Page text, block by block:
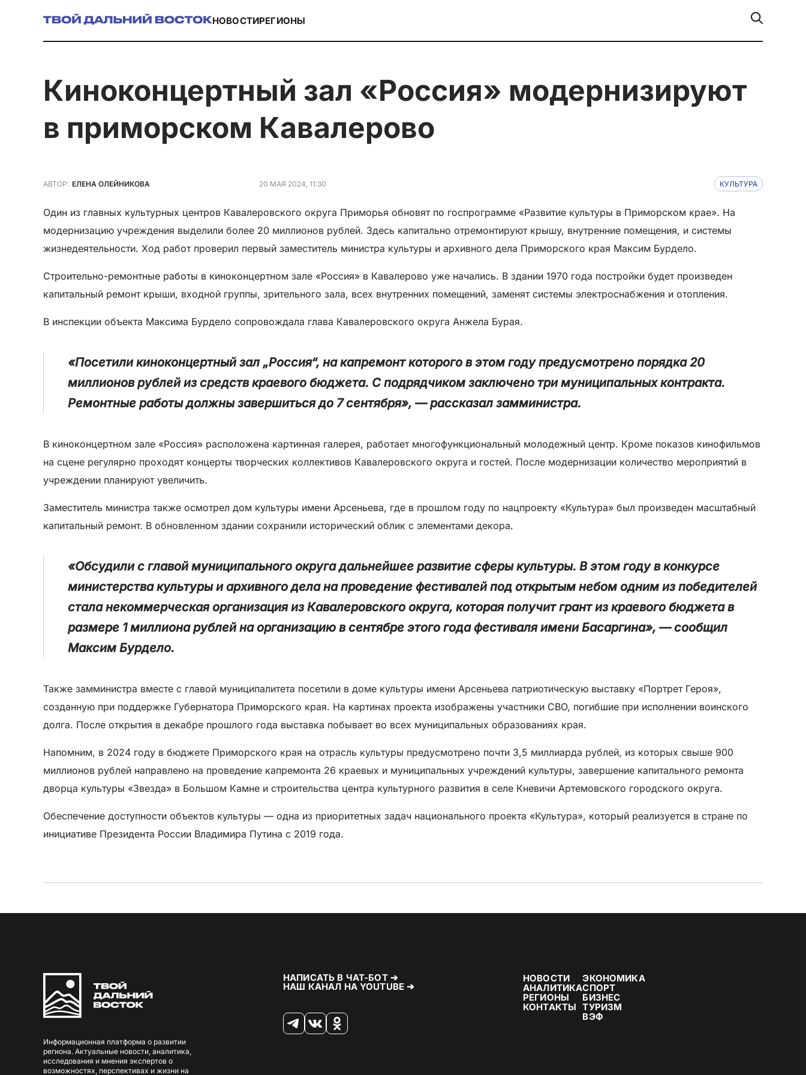
НОВОСТИРЕГИОНЫ
Киноконцертный зал «Россия» модернизируют
в приморском Кавалерово
АВТОР: ЕЛЕНА ОЛЕЙНИКОВА 20 МАЯ 2024, 11:30 КУЛЬТУРА
Один из главных культурных центров Кавалеровского округа Приморья обновят по госпрограмме «Развитие культуры в Приморском крае». На
модернизацию учреждения выделили более 20 миллионов рублей. Здесь капитально отремонтируют крышу, внутренние помещения, и системы
жизнедеятельности. Ход работ проверил первый заместитель министра культуры и архивного дела Приморского края Максим Бурдело.
Строительно-ремонтные работы в киноконцертном зале «Россия» в Кавалерово уже начались. В здании 1970 года постройки будет произведен
капитальный ремонт крыши, входной группы, зрительного зала, всех внутренних помещений, заменят системы электроснабжения и отопления.
В инспекции объекта Максима Бурдело сопровождала глава Кавалеровского округа Анжела Бурая.
«Посетили киноконцертный зал „Россия“, на капремонт которого в этом году предусмотрено порядка 20
миллионов рублей из средств краевого бюджета. С подрядчиком заключено три муниципальных контракта.
Ремонтные работы должны завершиться до 7 сентября», — рассказал замминистра.
В киноконцертном зале «Россия» расположена картинная галерея, работает многофункциональный молодежный центр. Кроме показов кинофильмов
на сцене регулярно проходят концерты творческих коллективов Кавалеровского округа и гостей. После модернизации количество мероприятий в
учреждении планируют увеличить.
Заместитель министра также осмотрел дом культуры имени Арсеньева, где в прошлом году по нацпроекту «Культура» был произведен масштабный
капитальный ремонт. В обновленном здании сохранили исторический облик с элементами декора.
«Обсудили с главой муниципального округа дальнейшее развитие сферы культуры. В этом году в конкурсе
министерства культуры и архивного дела на проведение фестивалей под открытым небом одним из победителей
стала некоммерческая организация из Кавалеровского округа, которая получит грант из краевого бюджета в
размере 1 миллиона рублей на организацию в сентябре этого года фестиваля имени Басаргина», — сообщил
Максим Бурдело.
Также замминистра вместе с главой муниципалитета посетили в доме культуры имени Арсеньева патриотическую выставку «Портрет Героя»,
созданную при поддержке Губернатора Приморского края. На картинах проекта изображены участники СВО, погибшие при исполнении воинского
долга. После открытия в декабре прошлого года выставка побывает во всех муниципальных образованиях края.
Напомним, в 2024 году в бюджете Приморского края на отрасль культуры предусмотрено почти 3,5 миллиарда рублей, из которых свыше 900
миллионов рублей направлено на проведение капремонта 26 краевых и муниципальных учреждений культуры, завершение капитального ремонта
дворца культуры «Звезда» в Большом Камне и строительства центра культурного развития в селе Кневичи Артемовского городского округа.
Обеспечение доступности объектов культуры — одна из приоритетных задач национального проекта «Культура», который реализуется в стране по
инициативе Президента России Владимира Путина с 2019 года.
Информационная платформа о развитии
региона. Актуальные новости, аналитика,
исследования и мнения экспертов о
возможностях, перспективах и жизни на
НАПИСАТЬ В ЧАТ-БОТ ➔
НАШ КАНАЛ НА YOUTUBE ➔
НОВОСТИ
АНАЛИТИКА
РЕГИОНЫ
КОНТАКТЫ
ЭКОНОМИКА
СПОРТ
БИЗНЕС
ТУРИЗМ
ВЭФ